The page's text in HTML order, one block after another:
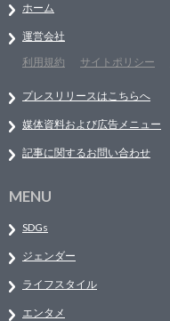
ホーム
運営会社
利用規約
サイトポリシー
プレスリリースはこちらへ
媒体資料および広告メニュー
記事に関するお問い合わせ
MENU
SDGs
ジェンダー
ライフスタイル
エンタメ